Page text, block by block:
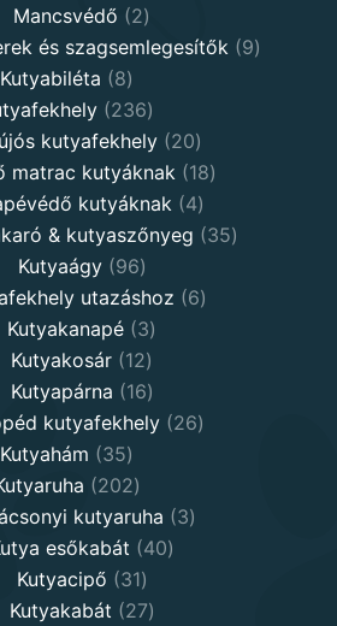
Mancsvédő 22
products
és szagsemlegesítők 99
Kutyabiléta 88
products
236236
products
kutyafekhely 2020
products
matrac kutyáknak 1818
kutyáknak 44
products
& kutyaszőnyeg 3535
Kutyaágy 9696
products
utazáshoz 66
Kutyakanapé 33
products
Kutyakosár 1212
products
Kutyapárna 1616
products
kutyafekhely 2626
Kutyahám 3535
products
202202
products
kutyaruha 33
esőkabát 4040
Kutyacipő 3131
products
Kutyakabát 2727